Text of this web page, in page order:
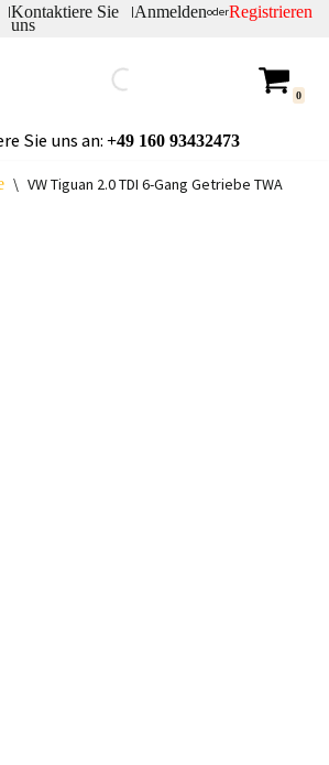
|Kontaktiere Sie
uns
|AnmeldenoderRegistrieren
0
Sie uns an: +49160 93432473
\ VW Tiguan 2.0 TDI 6-Gang Getriebe TWA